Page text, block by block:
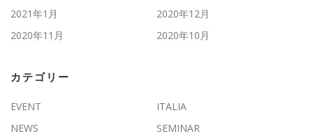
2021年1月
2020年12月
2020年11月
2020年10月
カテゴリー
EVENT
ITALIA
NEWS
SEMINAR